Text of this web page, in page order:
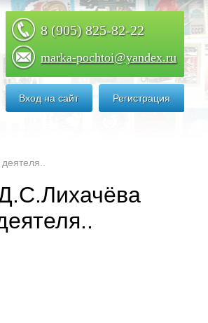
8 (905) 825-82-22
marka-pochtoi@yandex.ru
Вход на сайт Регистрация